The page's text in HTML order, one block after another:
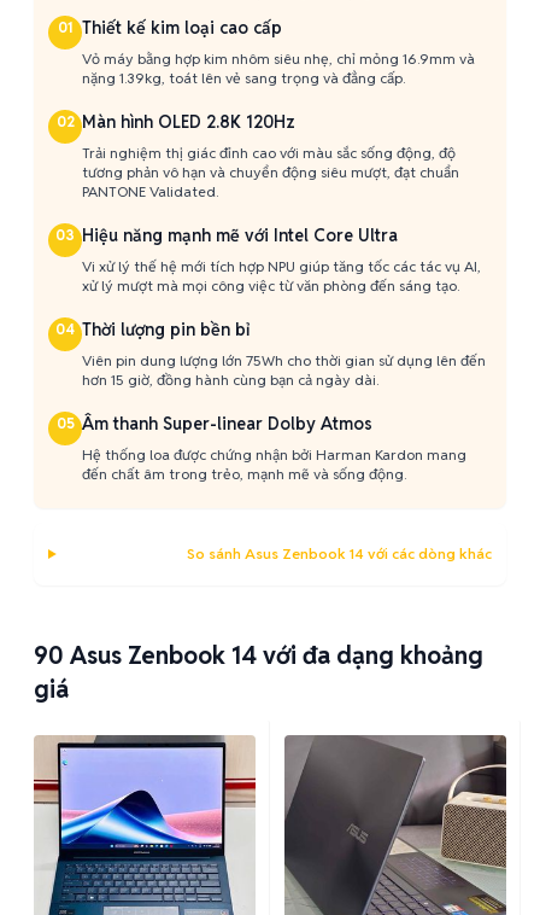
01 Thiết kế kim loại cao cấp
Vỏ máy bằng hợp kim nhôm siêu nhẹ, chỉ mỏng 16.9mm và
nặng 1.39kg, toát lên vẻ sang trọng và đẳng cấp.
02 Màn hình OLED 2.8K 120Hz
Trải nghiệm thị giác đỉnh cao với màu sắc sống động, độ
tương phản vô hạn và chuyển động siêu mượt, đạt chuẩn
PANTONE Validated.
03 Hiệu năng mạnh mẽ với Intel Core Ultra
Vi xử lý thế hệ mới tích hợp NPU giúp tăng tốc các tác vụ AI,
xử lý mượt mà mọi công việc từ văn phòng đến sáng tạo.
04 Thời lượng pin bền bỉ
Viên pin dung lượng lớn 75Wh cho thời gian sử dụng lên đến
hơn 15 giờ, đồng hành cùng bạn cả ngày dài.
05 Âm thanh Super-linear Dolby Atmos
Hệ thống loa được chứng nhận bởi Harman Kardon mang
đến chất âm trong trẻo, mạnh mẽ và sống động.
So sánh Asus Zenbook 14 với các dòng khác
90 Asus Zenbook 14 với đa dạng khoảng
giá